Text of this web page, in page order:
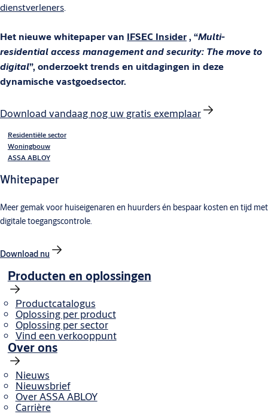
dienstverleners.
Het nieuwe whitepaper van IFSEC Insider, “Multi-
residential access management and security: The move to
digital”, onderzoekt trends en uitdagingen in deze
dynamische vastgoedsector.
Download vandaag nog uw gratis exemplaar
Residentiële sector
Woningbouw
ASSA ABLOY
Whitepaper
Meer gemak voor huiseigenaren en huurders én bespaar kosten en tijd met
digitale toegangscontrole.
Download nu
Producten en oplossingen
Productcatalogus
Oplossing per product
Oplossing per sector
Vind een verkooppunt
Over ons
Nieuws
Nieuwsbrief
Over ASSA ABLOY
Carrière